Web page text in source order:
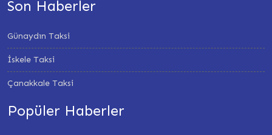
Son Haberler
Günaydın Taksi
İskele Taksi
Çanakkale Taksi
Popüler Haberler